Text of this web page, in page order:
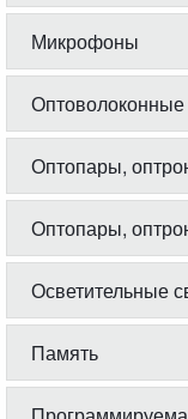
Микрофоны
Оптопары,
Оптопары,
Осветительные
Память